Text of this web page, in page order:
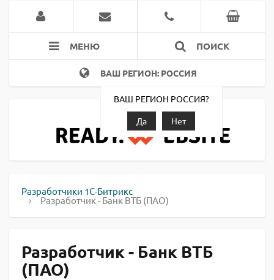
МЕНЮ ПОИСК
ВАШ РЕГИОН: РОССИЯ
ВАШ РЕГИОН РОССИЯ?
Да
Нет
Разработчики 1С-Битрикс
Разработчик - Банк ВТБ (ПАО)
Разработчик - Банк ВТБ
(ПАО)